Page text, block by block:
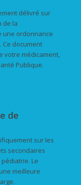
délivré sur
de la
une ordonnance
document
votre médicament,
Publique.
de
sur les
secondaires
Le
meilleure